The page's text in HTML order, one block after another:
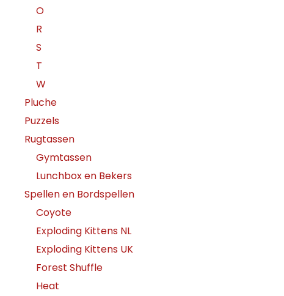
O
R
S
T
W
Pluche
Puzzels
Rugtassen
Gymtassen
Lunchbox en Bekers
Spellen en Bordspellen
Coyote
Exploding Kittens NL
Exploding Kittens UK
Forest Shuffle
Heat